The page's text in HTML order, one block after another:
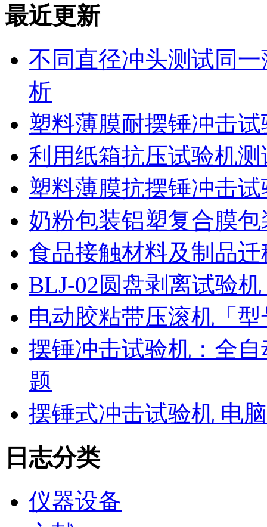
最近更新
不同直径冲头测试同
析
塑料薄膜耐摆锤冲击
利用纸箱抗压试验机
塑料薄膜抗摆锤冲击
奶粉包装铝塑复合膜
食品接触材料及制品
BLJ-02圆盘剥离试验
电动胶粘带压滚机「
摆锤冲击试验机：全
题
摆锤式冲击试验机 电
日志分类
仪器设备